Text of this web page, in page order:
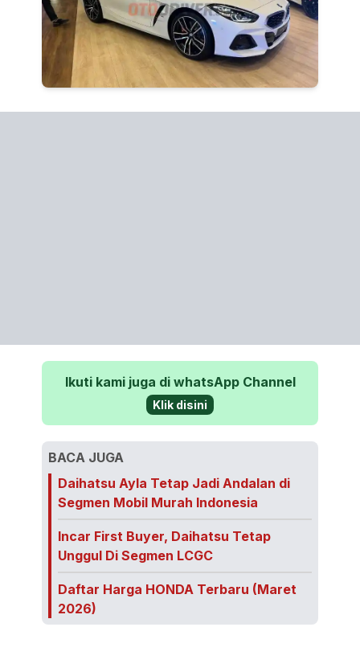
Ikuti kami juga di whatsApp Channel
Klik disini
BACA JUGA
Daihatsu Ayla Tetap Jadi Andalan di
Segmen Mobil Murah Indonesia
Incar First Buyer, Daihatsu Tetap
Unggul Di Segmen LCGC
Daftar Harga HONDA Terbaru (Maret
2026)